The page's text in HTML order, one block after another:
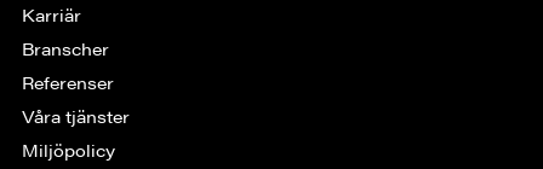
Karriär
Branscher
Referenser
Våra tjänster
Miljöpolicy